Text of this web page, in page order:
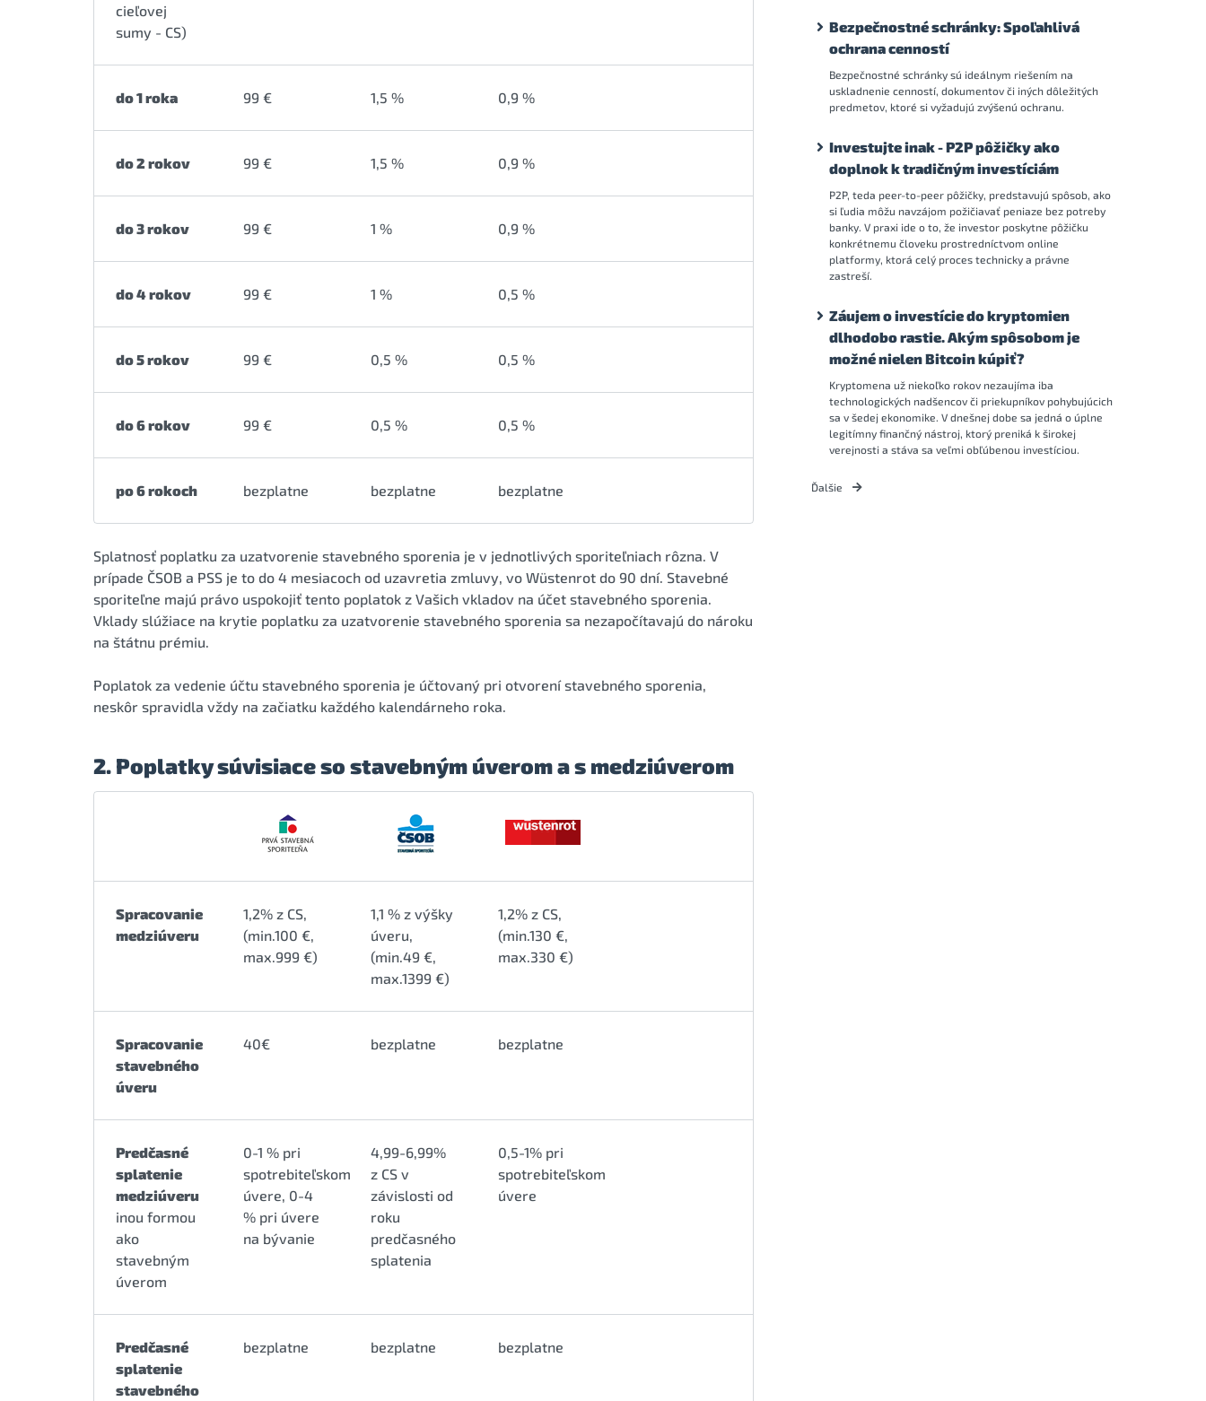
cieľovej
sumy - CS)
do 1 roka 99 € 1,5 % 0,9 %
do 2 rokov 99 € 1,5 % 0,9 %
do 3 rokov 99 € 1 % 0,9 %
do 4 rokov 99 € 1 % 0,5 %
do 5 rokov 99 € 0,5 % 0,5 %
do 6 rokov 99 € 0,5 % 0,5 %
po 6 rokoch bezplatne bezplatne bezplatne
Splatnosť poplatku za uzatvorenie stavebného sporenia je v jednotlivých sporiteľniach rôzna. V
prípade ČSOB a PSS je to do 4 mesiacoch od uzavretia zmluvy, vo Wüstenrot do 90 dní. Stavebné
sporiteľne majú právo uspokojiť tento poplatok z Vašich vkladov na účet stavebného sporenia.
Vklady slúžiace na krytie poplatku za uzatvorenie stavebného sporenia sa nezapočítavajú do nároku
na štátnu prémiu.
Poplatok za vedenie účtu stavebného sporenia je účtovaný pri otvorení stavebného sporenia,
neskôr spravidla vždy na začiatku každého kalendárneho roka.
2. Poplatky súvisiace so stavebným úverom a s medziúverom
Spracovanie
medziúveru
1,2% z CS,
(min.100 €,
max.999 €)
1,1 % z výšky
úveru,
(min.49 €,
max.1399 €)
1,2% z CS,
(min.130 €,
max.330 €)
Spracovanie
stavebného
úveru
40€ bezplatne bezplatne
Predčasné
splatenie
medziúveru
inou formou
ako
stavebným
úverom
0-1 % pri
spotrebiteľskom
úvere, 0-4
% pri úvere
na bývanie
4,99-6,99%
z CS v
závislosti od
roku
predčasného
splatenia
0,5-1% pri
spotrebiteľskom
úvere
Predčasné
splatenie
stavebného
bezplatne bezplatne bezplatne
Bezpečnostné schránky: Spoľahlivá
ochrana cenností
Bezpečnostné schránky sú ideálnym riešením na
uskladnenie cenností, dokumentov či iných dôležitých
predmetov, ktoré si vyžadujú zvýšenú ochranu.
Investujte inak - P2P pôžičky ako
doplnok k tradičným investíciám
P2P, teda peer-to-peer pôžičky, predstavujú spôsob, ako
si ľudia môžu navzájom požičiavať peniaze bez potreby
banky. V praxi ide o to, že investor poskytne pôžičku
konkrétnemu človeku prostredníctvom online
platformy, ktorá celý proces technicky a právne
zastreší.
Záujem o investície do kryptomien
dlhodobo rastie. Akým spôsobom je
možné nielen Bitcoin kúpiť?
Kryptomena už niekoľko rokov nezaujíma iba
technologických nadšencov či priekupníkov pohybujúcich
sa v šedej ekonomike. V dnešnej dobe sa jedná o úplne
legitímny finančný nástroj, ktorý preniká k širokej
verejnosti a stáva sa veľmi obľúbenou investíciou.
Ďalšie